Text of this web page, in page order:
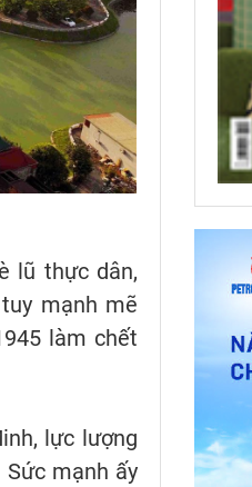
lũ thực dân,
mạnh mẽ
làm chết
lực lượng
mạnh ấy